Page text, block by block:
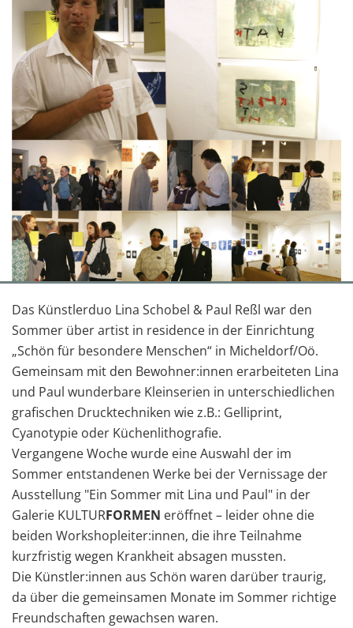
Das Künstlerduo Lina Schobel & Paul Reßl war den
Sommer über artist in residence in der Einrichtung
„Schön für besondere Menschen“ in Micheldorf/Oö.
Gemeinsam mit den Bewohner:innen erarbeiteten Lina
und Paul wunderbare Kleinserien in unterschiedlichen
grafischen Drucktechniken wie z.B.: Gelliprint,
Cyanotypie oder Küchenlithografie.
Vergangene Woche wurde eine Auswahl der im
Sommer entstandenen Werke bei der Vernissage der
Ausstellung "Ein Sommer mit Lina und Paul" in der
Galerie KULTURFORMEN eröffnet – leider ohne die
beiden Workshopleiter:innen, die ihre Teilnahme
kurzfristig wegen Krankheit absagen mussten.
Die Künstler:innen aus Schön waren darüber traurig,
da über die gemeinsamen Monate im Sommer richtige
Freundschaften gewachsen waren.